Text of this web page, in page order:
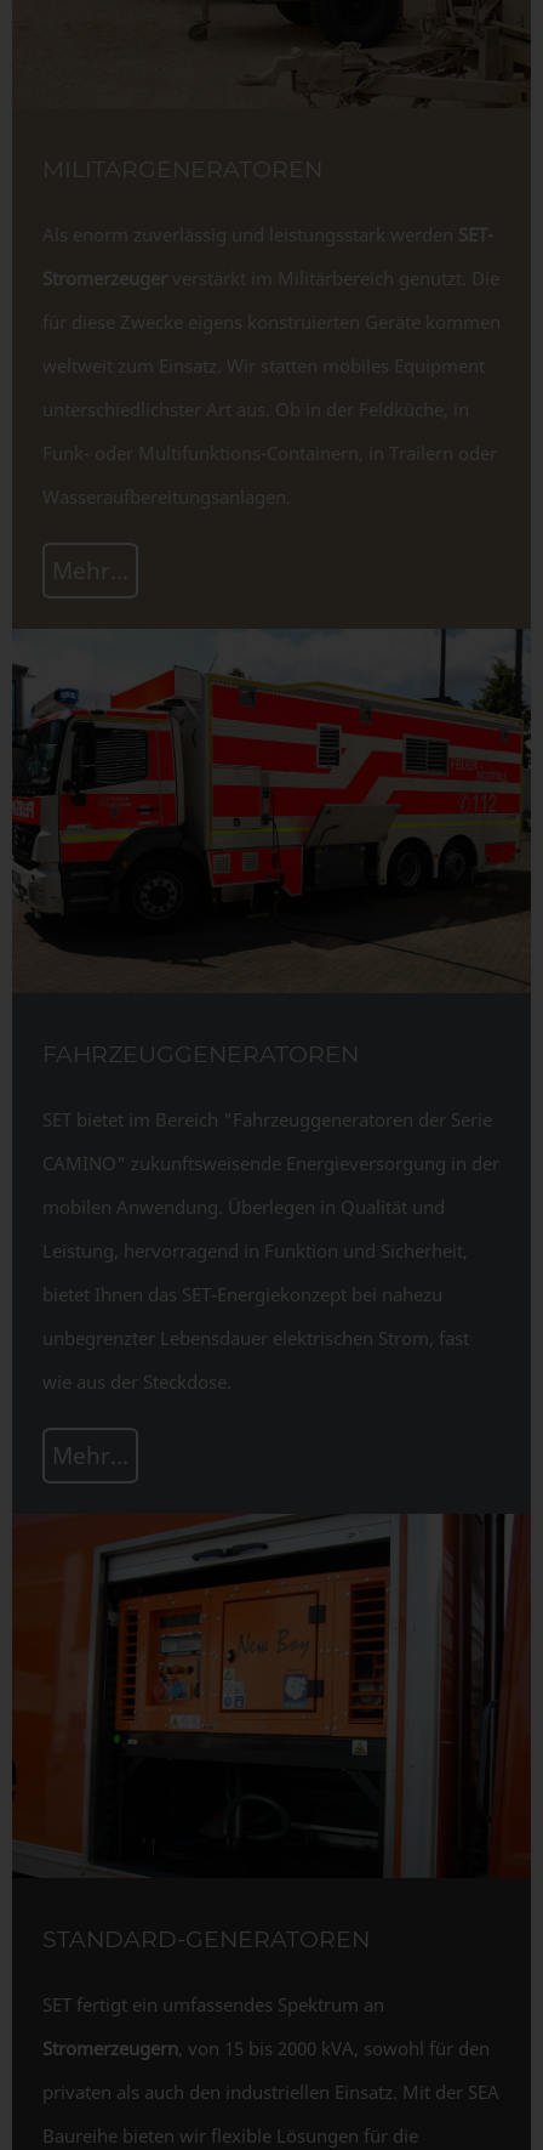
MILITÄRGENERATOREN
Als enorm zuverlässig und leistungsstark werden SET-
Stromerzeuger verstärkt im Militärbereich genutzt. Die
für diese Zwecke eigens konstruierten Geräte kommen
weltweit zum Einsatz. Wir statten mobiles Equipment
unterschiedlichster Art aus. Ob in der Feldküche, in
Funk- oder Multifunktions-Containern, in Trailern oder
Wasseraufbereitungs­anlagen.
Mehr...
FAHRZEUGGENERATOREN
SET bietet im Bereich "Fahrzeuggeneratoren der Serie
CAMINO" zukunftsweisende Energieversorgung in der
mobilen Anwendung. Überlegen in Qualität und
Leistung, hervorragend in Funktion und Sicherheit,
bietet Ihnen das SET-Energiekonzept bei nahezu
unbegrenzter Lebensdauer elektrischen Strom, fast
wie aus der Steckdose.
Mehr...
STANDARD-GENERATOREN
SET fertigt ein umfassendes Spektrum an
Stromerzeugern, von 15 bis 2000 kVA, sowohl für den
privaten als auch den industriellen Einsatz. Mit der SEA
Baureihe bieten wir flexible Lösungen für die